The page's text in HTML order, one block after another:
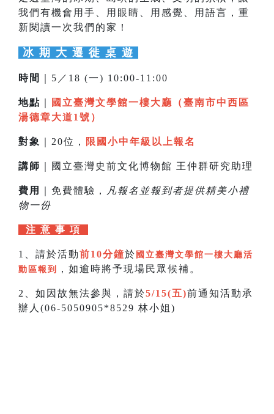
我們有機會用手、用眼睛、用感覺、用語言，重
新閱讀一次我們的家！
冰 期 大 遷 徙 桌 遊
時間 ｜5／18 (一) 10:00-11:00
地點
國立臺灣文學館一樓大廳（臺南市中西區
湯德章大道1號）
對象 ｜20位， 限國小中年級以上報名
講師 ｜國立臺灣史前文化博物館 王仲群研究助理
費用 ｜免費體驗，
凡報名並報到者提供精美小禮
物一份
注 意 事 項
1、請於活動前10分鐘於 國立臺灣文學館一樓大廳活
動區報到
，如逾時將予現場民眾候補。
2、如因故無法參與，請於5/15(五)前通知活動承
辦人(06-5050905*8529 林小姐)